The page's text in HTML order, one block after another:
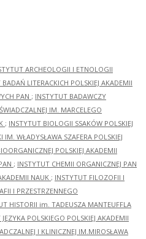
ARCHEOLOGII I ETNOLOGII
LITERACKICH POLSKIEJ AKADEMII
PAN ; INSTYTUT BADAWCZY
IM. MARCELEGO
; INSTYTUT BIOLOGII SSAKÓW POLSKIEJ
WŁADYSŁAWA SZAFERA POLSKIEJ
POLSKIEJ AKADEMII
; INSTYTUT CHEMII ORGANICZNEJ PAN
NAUK ; INSTYTUT FILOZOFII I
I PRZESTRZENNEGO
HISTORII im. TADEUSZA MANTEUFFLA
POLSKIEGO POLSKIEJ AKADEMII
I KLINICZNEJ IM.MIROSŁAWA